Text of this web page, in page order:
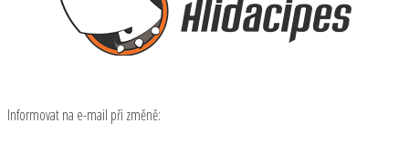
Informovat na e-mail při změně: